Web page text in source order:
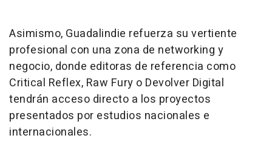
Asimismo, Guadalindie refuerza su vertiente
profesional con una zona de networking y
negocio, donde editoras de referencia como
Critical Reflex, Raw Fury o Devolver Digital
tendrán acceso directo a los proyectos
presentados por estudios nacionales e
internacionales.